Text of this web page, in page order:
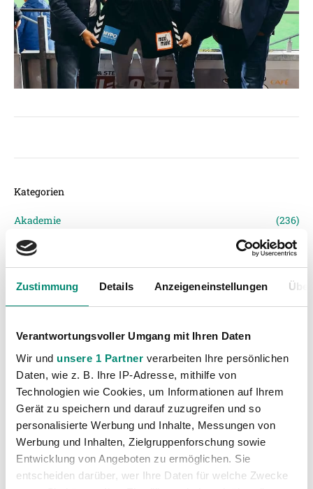
Zustimmung Details Anzeigeneinstellungen
Verantwortungsvoller Umgang mit Ihren Daten
Wir und unsere 1 Partner verarbeiten Ihre persönlichen
Daten, wie z. B. Ihre IP-Adresse, mithilfe von
Technologien wie Cookies, um Informationen auf Ihrem
Gerät zu speichern und darauf zuzugreifen und so
personalisierte Werbung und Inhalte, Messungen von
Werbung und Inhalten, Zielgruppenforschung sowie
Entwicklung von Angeboten zu ermöglichen. Sie
entscheiden darüber, wer Ihre Daten für welche Zwecke
Kategorien
Akademie
(236)
Allgemeine News
(605)
Junge Wikinger Ried
(413)
Nachwuchs
(74)
Unkategorisiert